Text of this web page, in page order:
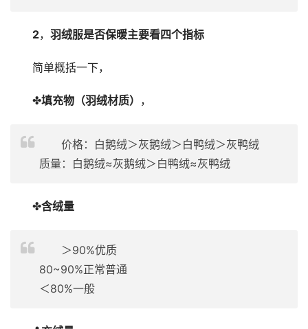
2， 羽绒服是否保暖主要看四个指标
简单概括一下，
✤填充物（羽绒材质） ，
价格：白鹅绒＞灰鹅绒＞白鸭绒＞灰鸭绒
质量：白鹅绒≈灰鹅绒＞白鸭绒≈灰鸭绒
✤含绒量
＞90%优质
80~90%正常普通
＜80%一般